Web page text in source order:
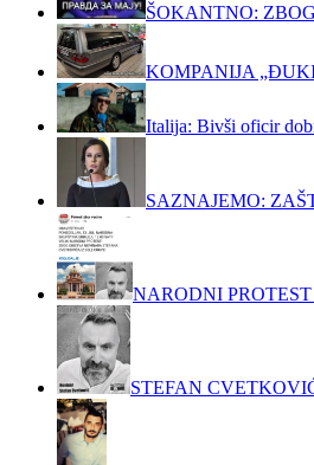
ŠOKANTNO:
KOMPANIJA
Italija: Bivši oficir
SAZNAJEMO:
NARODNI
STEFAN